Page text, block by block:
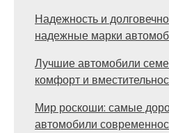
Надежность и
надежные марки
Лучшие автомобили
комфорт и
Мир роскоши: самые
автомобили